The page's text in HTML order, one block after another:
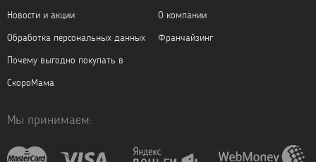
Новости и акции
О компании
Обработка персональных данных
Франчайзинг
Почему выгодно покупать в
СкороМама
Мы принимаем: